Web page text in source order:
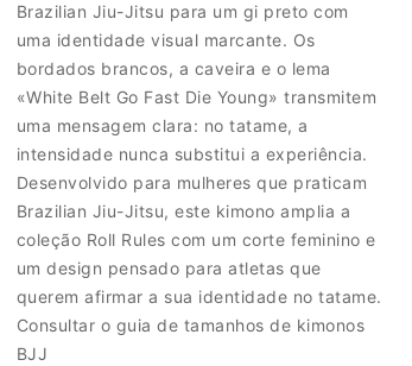
Brazilian Jiu-Jitsu para um gi preto com
uma identidade visual marcante. Os
bordados brancos, a caveira e o lema
«White Belt Go Fast Die Young» transmitem
uma mensagem clara: no tatame, a
intensidade nunca substitui a experiência.
Desenvolvido para mulheres que praticam
Brazilian Jiu-Jitsu, este kimono amplia a
coleção Roll Rules com um corte feminino e
um design pensado para atletas que
querem afirmar a sua identidade no tatame.
Consultar o guia de tamanhos de kimonos
BJJ